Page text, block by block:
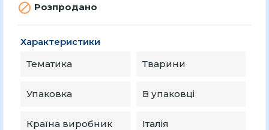
 Розпродано
Характеристики
Тематика
Тварини
Упаковка В упаковці
Країна виробник Італія